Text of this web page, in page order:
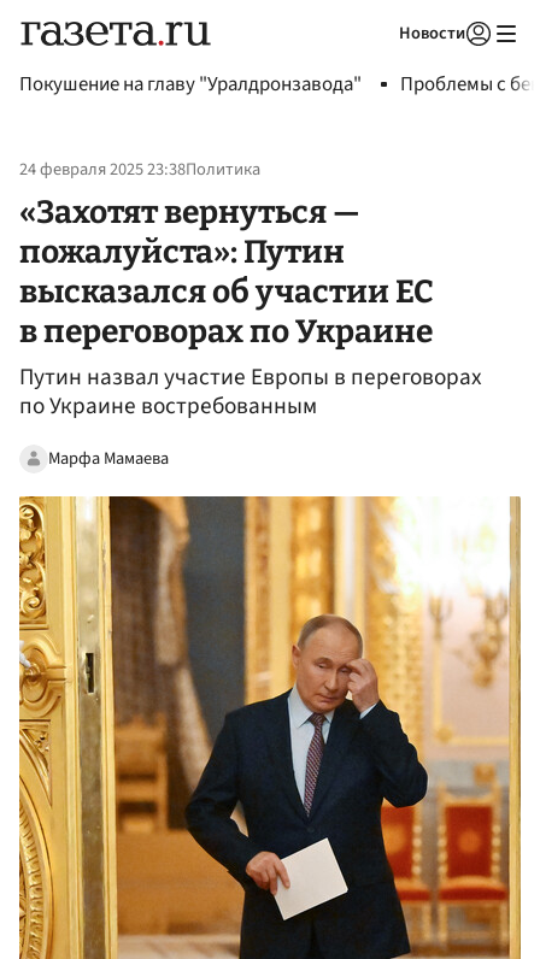
Новости
Покушение на главу "Уралдронзавода" Проблемы с
24 февраля 2025 23:38Политика
«Захотят вернуться —
пожалуйста»: Путин
высказался об участии ЕС
в переговорах по Украине
Путин назвал участие Европы в переговорах
по Украине востребованным
Марфа Мамаева